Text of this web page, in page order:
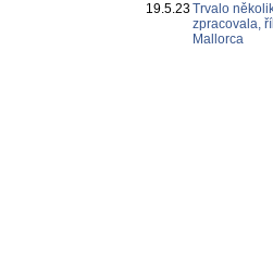
19.5.23Trvalo
zpracovala,
Mallorca